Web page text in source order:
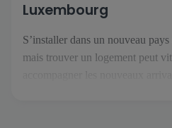
Luxembourg
S’installer dans un nouveau
mais trouver un logement peut